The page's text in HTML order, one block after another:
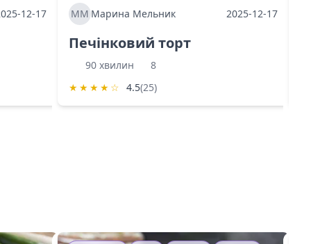
12-17 МММарина Мельник 2025-12-17
Печінковий торт
90 хвилин
8
★ ★ ★ ★ ☆ 4.5(25)